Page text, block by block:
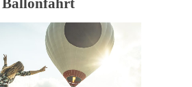
Ballonfahrt